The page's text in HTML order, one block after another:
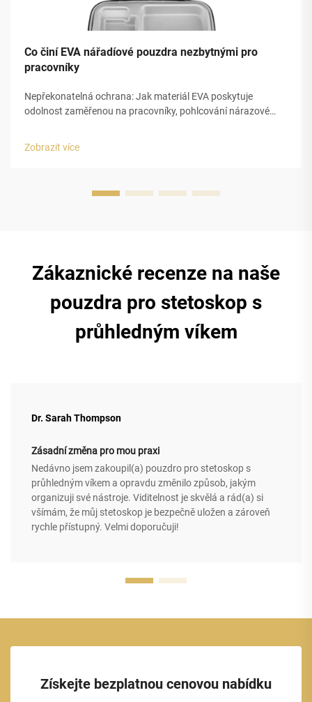
Co činí EVA nářadíové pouzdra nezbytnými pro
pracovníky
Nepřekonatelná ochrana: Jak materiál EVA poskytuje
odolnost zaměřenou na pracovníky, pohlcování nárazové
Zobrazit více
Zákaznické recenze na naše
pouzdra pro stetoskop s
průhledným víkem
Dr. Sarah Thompson
Zásadní změna pro mou praxi
Nedávno jsem zakoupil(a) pouzdro pro stetoskop s
průhledným víkem a opravdu změnilo způsob, jakým
organizuji své nástroje. Viditelnost je skvělá a rád(a) si
všímám, že můj stetoskop je bezpečně uložen a zároveň
rychle přístupný. Velmi doporučuji!
Získejte bezplatnou cenovou nabídku